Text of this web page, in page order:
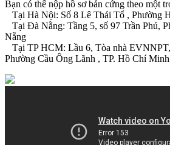
Bạn có thể nộp hồ sơ bản cứng theo một
Tại Hà Nội: Số 8 Lê Thái Tổ , Phường
Tại Đà Nẵng: Tầng 5, số 97 Trần Phú,
Nẵng
Tại TP HCM: Lầu 6, Tòa nhà
Phường Cầu Ông Lãnh , TP. Hồ Chí Minh